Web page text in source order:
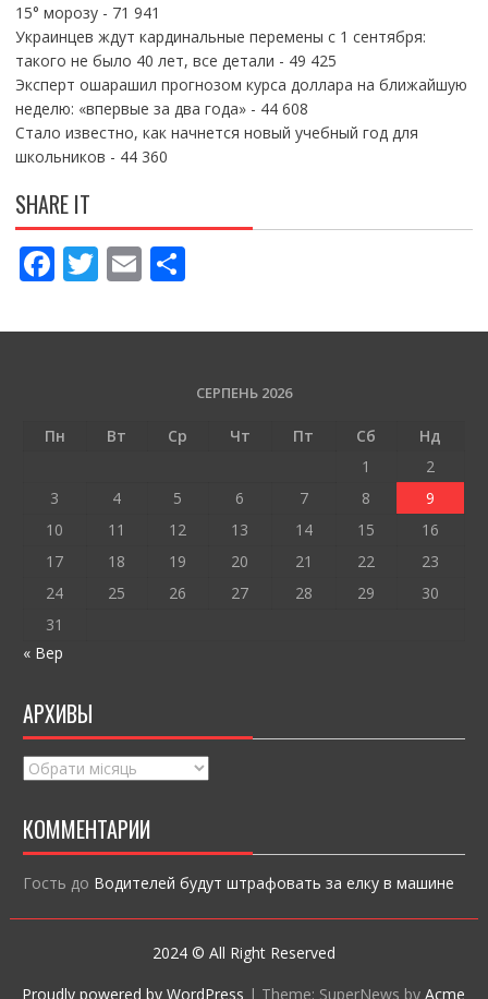
15° морозу- 71 941
Украинцев ждут кардинальные перемены с 1 сентября:
такого не было 40 лет, все детали - 49 425
Эксперт ошарашил прогнозом курса доллара на ближайшую
неделю: «впервые за два года»- 44 608
Стало известно, как начнется новый учебный год для
школьников - 44 360
SHARE IT
F
e
o
T
itt
E
ai
П
ді
и
т
СЕРПЕНЬ 2026
Пн Вт Ср Чт Пт Сб
Нд
1
2
3
4 5 6 7 8
9
10
11 12 13 14 15
16
17
18 19 20 21 22
23
24
25 26 27 28 29
30
31
« Вер
АРХИВЫ
Архивы
КОММЕНТАРИИ
Гость до Водителей будут штрафовать за елку в машине
2024 © All Right Reserved
Proudly powered by WordPress | Theme: SuperNews byAcme